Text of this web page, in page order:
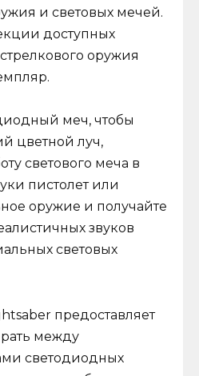
и световых мечей.
доступных
оружия
меч, чтобы
цветной луч,
светового меча в
пистолет или
оружие и получайте
звуков
световых
предоставляет
между
светодиодных